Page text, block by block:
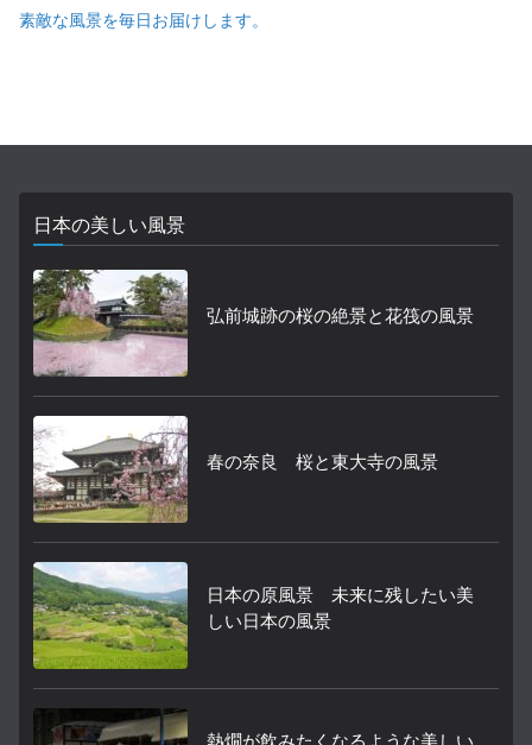
素敵な風景を毎日お届けします。
日本の美しい風景
弘前城跡の桜の絶景と花筏の風景
春の奈良 桜と東大寺の風景
日本の原風景 未来に残したい美
しい日本の風景